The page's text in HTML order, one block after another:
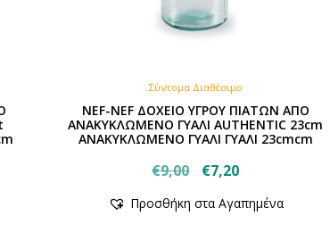
Σύντομα Διαθέσιμο
NEF-NEF ΔΟΧΕΙΟ ΥΓΡΟΥ ΠΙΑΤΩΝ ΑΠΟ
ΑΝΑΚΥΚΛΩΜΕΝΟ ΓΥΑΛΙ AUTHENTIC 23cm
ΑΝΑΚΥΚΛΩΜΕΝΟ ΓΥΑΛΙ ΓΥΑΛΙ 23cmcm
€9,00
Original
was:
€7,20Η
τιμή
Προσθήκη στα Αγαπημένα